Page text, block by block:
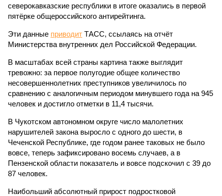
северокавказские республики в итоге оказались в первой
пятёрке общероссийского антирейтинга.
Эти данные приводит ТАСС, ссылаясь на отчёт
Министерства внутренних дел Российской Федерации.
В масштабах всей страны картина также выглядит
тревожно: за первое полугодие общее количество
несовершеннолетних преступников увеличилось по
сравнению с аналогичным периодом минувшего года на 945
человек и достигло отметки в 11,4 тысячи.
В Чукотском автономном округе число малолетних
нарушителей закона выросло с одного до шести, в
Чеченской Республике, где годом ранее таковых не было
вовсе, теперь зафиксировано восемь случаев, а в
Пензенской области показатель и вовсе подскочил с 39 до
87 человек.
Наибольший абсолютный прирост подростковой